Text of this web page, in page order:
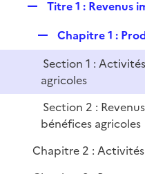
r
p
p
l
e
r
Titre 1 : Revenus
e
p
l
e
Chapitre 1 :
Section 1 :
agricoles
Section 2 :
bénéfices agricoles
Chapitre 2 :